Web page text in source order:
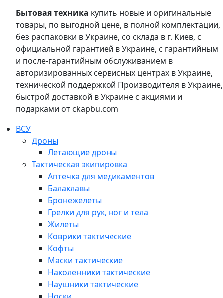
Бытовая техника купить новые и оригинальные
товары, по выгодной цене, в полной комплектации,
без распаковки в Украине, со склада в г. Киев, с
официальной гарантией в Украине, с гарантийным
и после-гарантийным обслуживанием в
авторизированных сервисных центрах в Украине,
технической поддержкой Производителя в Украине,
быстрой доставкой в Украине с акциями и
подарками от ckapbu.com
ВСУ
Дроны
Летающие дроны
Тактическая экипировка
Аптечка для медикаментов
Балаклавы
Бронежелеты
Грелки для рук, ног и тела
Жилеты
Коврики тактические
Кофты
Маски тактические
Наколенники тактические
Наушники тактические